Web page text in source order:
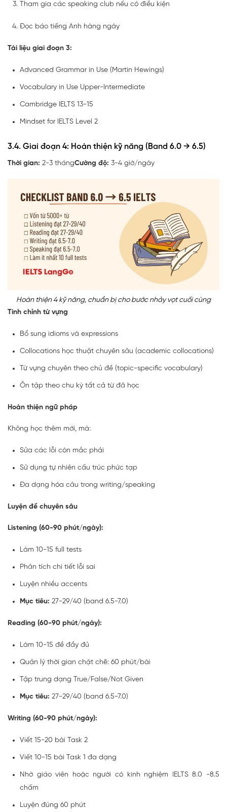
Tham gia các speaking club nếu có điều kiện
Đọc báo tiếng Anh hàng ngày
Tài liệu giai đoạn 3:
Advanced Grammar in Use (Martin Hewings)
Vocabulary in Use Upper-Intermediate
Cambridge IELTS 13-15
Mindset for IELTS Level 2
3.4. Giai đoạn 4: Hoàn thiện kỹ năng (Band 6.0 → 6.5)
Thời gian: 2-3 thángCường độ: 3-4 giờ/ngày
Hoàn thiện 4 kỹ năng, chuẩn bị cho bước nhảy vọt cuối cùng
Tinh chỉnh từ vựng
Bổ sung idioms và expressions
Collocations học thuật chuyên sâu (academic collocations)
Từ vựng chuyên theo chủ đề (topic-specific vocabulary)
Ôn tập theo chu kỳ tất cả từ đã học
Hoàn thiện ngữ pháp
Không học thêm mới, mà:
Sửa các lỗi còn mắc phải
Sử dụng tự nhiên cấu trúc phức tạp
Đa dạng hóa câu trong writing/speaking
Luyện đề chuyên sâu
Listening (60-90 phút/ngày):
Làm 10-15 full tests
Phân tích chi tiết lỗi sai
Luyện nhiều accents
Mục tiêu: 27-29/40 (band 6.5-7.0)
Reading (60-90 phút/ngày):
Làm 10-15 đề đầy đủ
Quản lý thời gian chặt chẽ: 60 phút/bài
Tập trung dạng True/False/Not Given
Mục tiêu: 27-29/40 (band 6.5-7.0)
Writing (60-90 phút/ngày):
Viết 15-20 bài Task 2
Viết 10-15 bài Task 1 đa dạng
Nhờ giáo viên hoặc người có kinh nghiệm IELTS 8.0 -8.5
chấm
Luyện đúng 60 phút